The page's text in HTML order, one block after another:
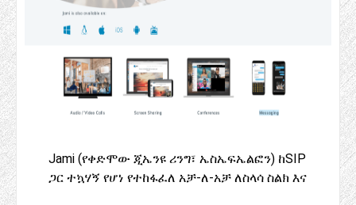
Jami (የቀድሞው ጂኤንዩ ሪንግ፣ ኤስኤፍኤልፎን) ከSIP
ጋር ተኳሃኝ የሆነ የተከፋፈለ አቻ-ለ-አቻ ለስላሳ ስልክ እና